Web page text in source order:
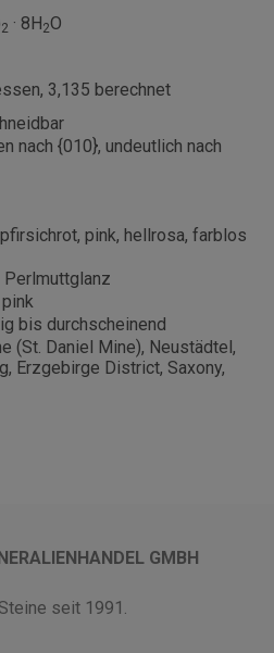
2 · 8H 2O
3,135 berechnet
nach {010}, undeutlich nach
pink, hellrosa, farblos
Perlmuttglanz
bis durchscheinend
(St. Daniel Mine), Neustädtel,
Erzgebirge District, Saxony,
GMBH
seit 1991.